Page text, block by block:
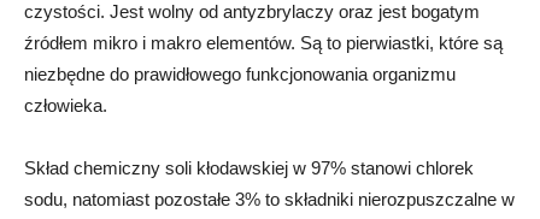
czystości. Jest wolny od antyzbrylaczy oraz jest bogatym
źródłem mikro i makro elementów. Są to pierwiastki, które są
niezbędne do prawidłowego funkcjonowania organizmu
człowieka.
Skład chemiczny soli kłodawskiej w 97% stanowi chlorek
sodu, natomiast pozostałe 3% to składniki nierozpuszczalne w